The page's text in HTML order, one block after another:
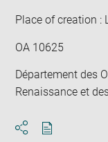
Place of creation :
OA 10625
Département des
Renaissance et